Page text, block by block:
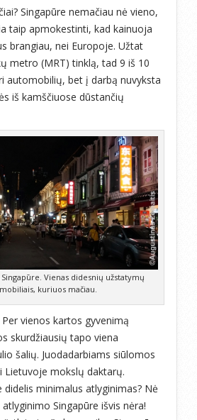
Singapūre nemačiau nė vieno,
taip apmokestinti, kad kainuoja
brangiau, nei Europoje. Užtat
metro (MRT) tinklą, tad 9 iš 10
automobilių, bet į darbą nuvyksta
iš kamščiuose dūstančių
Vienas didesnių užstatymų
kuriuos mačiau.
Per vienos kartos gyvenimą
skurdžiausių tapo viena
šalių. Juodadarbiams siūlomos
Lietuvoje mokslų daktarų.
didelis minimalus atlyginimas? Nė
Singapūre išvis nėra!